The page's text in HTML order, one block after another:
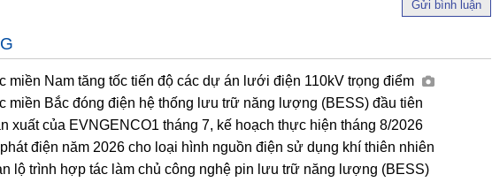
Gửi bình luận
miền Nam tăng tốc tiến độ các dự án lưới điện 110kV trọng điểm
miền Bắc đóng điện hệ thống lưu trữ năng lượng (BESS) đầu tiên
xuất của EVNGENCO1 tháng 7, kế hoạch thực hiện tháng 8/2026
điện năm 2026 cho loại hình nguồn điện sử dụng khí thiên nhiên
lộ trình hợp tác làm chủ công nghệ pin lưu trữ năng lượng (BESS)